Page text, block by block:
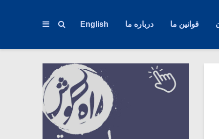
قوانین ما درباره ما English